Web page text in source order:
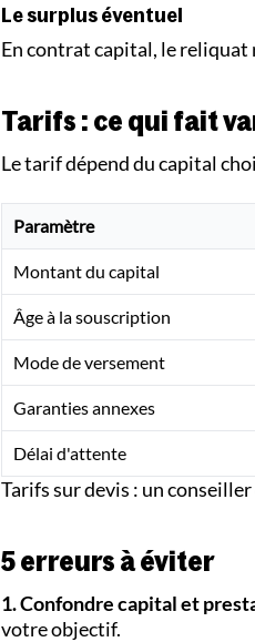
Le surplus éventuel
En contrat capital, le reliquat
Tarifs : ce qui fait
Le tarif dépend du capital
Paramètre
Montant du capital
Âge à la souscription
Mode de versement
Garanties annexes
Délai d'attente
Tarifs sur devis : un
5 erreurs à éviter
1. Confondre capital et
votre objectif.